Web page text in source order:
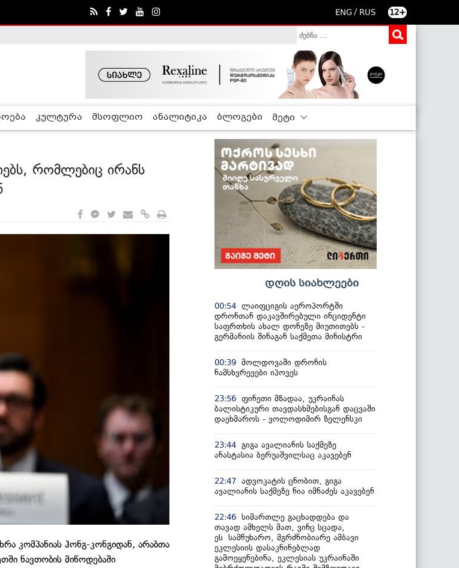
ENG / RUS 12+
კულტურა მსოფლიო ანალიტიკა ბლოგები მეტი
რომლებიც ირანს
კომპანიას ჰონგ-კონგიდან, არაბთა
ნავთობის მიწოდებაში
დღის სიახლეები
00:54 ლაიფციგის აეროპორტში
დრონთან დაკავშირებული ინციდენტი
საფრთხის ახალ დონეზე მიუთითებს -
გერმანიის შინაგან საქმეთა მინისტრი
00:39 მოლდოვაში დრონის
ნამსხვრევები იპოვეს
23:56 ფინეთი მზადაა, უკრაინას
ბალისტიკური თავდასხმებისგან დაცვაში
დაეხმაროს - ვოლოდიმირ ზელენსკი
23:44 გიგა ავალიანის საქმეზე
ანასტასია ბერუაშვილსაც აკავებენ
22:47 ადვოკატის ცნობით, გიგა
ავალიანის საქმეზე ნია იმნაძეს აკავებენ
22:46 სიმართლე გაცხადდება და
თავად ამხელს მათ, ვინც სცადა,
ეს სამწუხარო, მგრძნობიარე ამბავი
ეკლესიის დასაკნინებლად
გამოეყენებინა, ეკლესიას უკრაინაში